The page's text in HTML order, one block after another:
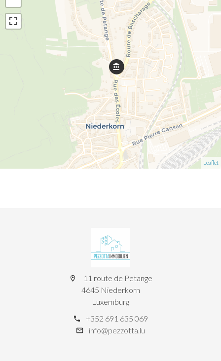
Leaflet
11 route de Petange
4645 Niederkorn
Luxemburg
+352 691 635 069
info@pezzotta.lu